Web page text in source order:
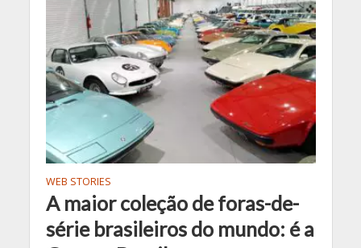
WEB STORIES
A maior coleção de foras-de-
série brasileiros do mundo: é a